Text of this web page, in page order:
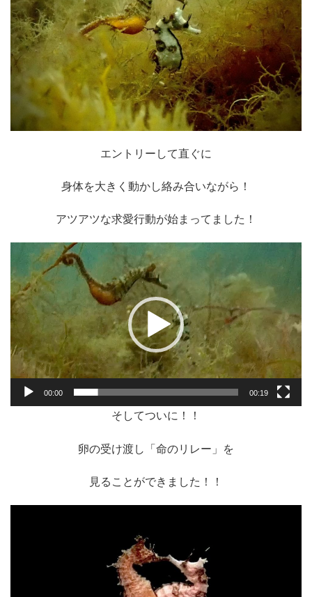
エントリーして直ぐに
身体を大きく動かし絡み合いながら！
アツアツな求愛行動が始まってました！
画
プ
レ
ー
ヤ
ー
00:00 00:19
そしてついに！！
卵の受け渡し「命のリレー」を
見ることができました！！